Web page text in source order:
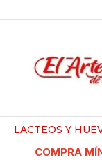
LACTEOS Y
COMPRA